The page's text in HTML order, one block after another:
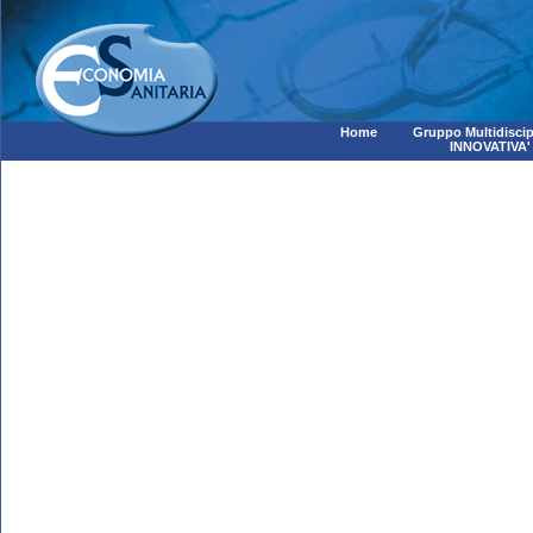
Home
Gruppo
INNOVATIVA'